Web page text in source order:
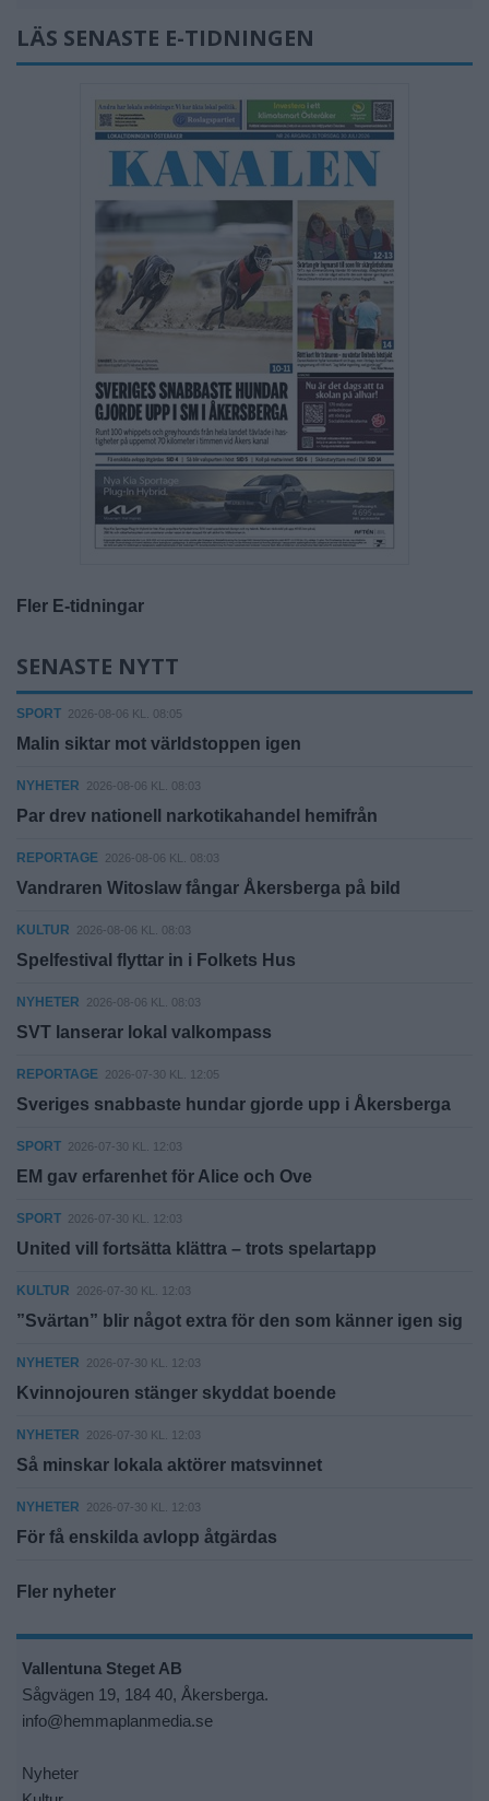
LÄS SENASTE E-TIDNINGEN
Fler E-tidningar
SENASTE NYTT
SPORT 2026-08-06 KL. 08:05
Malin siktar mot världstoppen igen
NYHETER 2026-08-06 KL. 08:03
Par drev nationell narkotikahandel hemifrån
REPORTAGE 2026-08-06 KL. 08:03
Vandraren Witoslaw fångar Åkersberga på bild
KULTUR 2026-08-06 KL. 08:03
Spelfestival flyttar in i Folkets Hus
NYHETER 2026-08-06 KL. 08:03
SVT lanserar lokal valkompass
REPORTAGE 2026-07-30 KL. 12:05
Sveriges snabbaste hundar gjorde upp i Åkersberga
SPORT 2026-07-30 KL. 12:03
EM gav erfarenhet för Alice och Ove
SPORT 2026-07-30 KL. 12:03
United vill fortsätta klättra – trots spelartapp
KULTUR 2026-07-30 KL. 12:03
”Svärtan” blir något extra för den som känner igen sig
NYHETER 2026-07-30 KL. 12:03
Kvinnojouren stänger skyddat boende
NYHETER 2026-07-30 KL. 12:03
Så minskar lokala aktörer matsvinnet
NYHETER 2026-07-30 KL. 12:03
För få enskilda avlopp åtgärdas
Fler nyheter
Vallentuna Steget AB
Sågvägen 19, 184 40, Åkersberga.
info@hemmaplanmedia.se
Nyheter